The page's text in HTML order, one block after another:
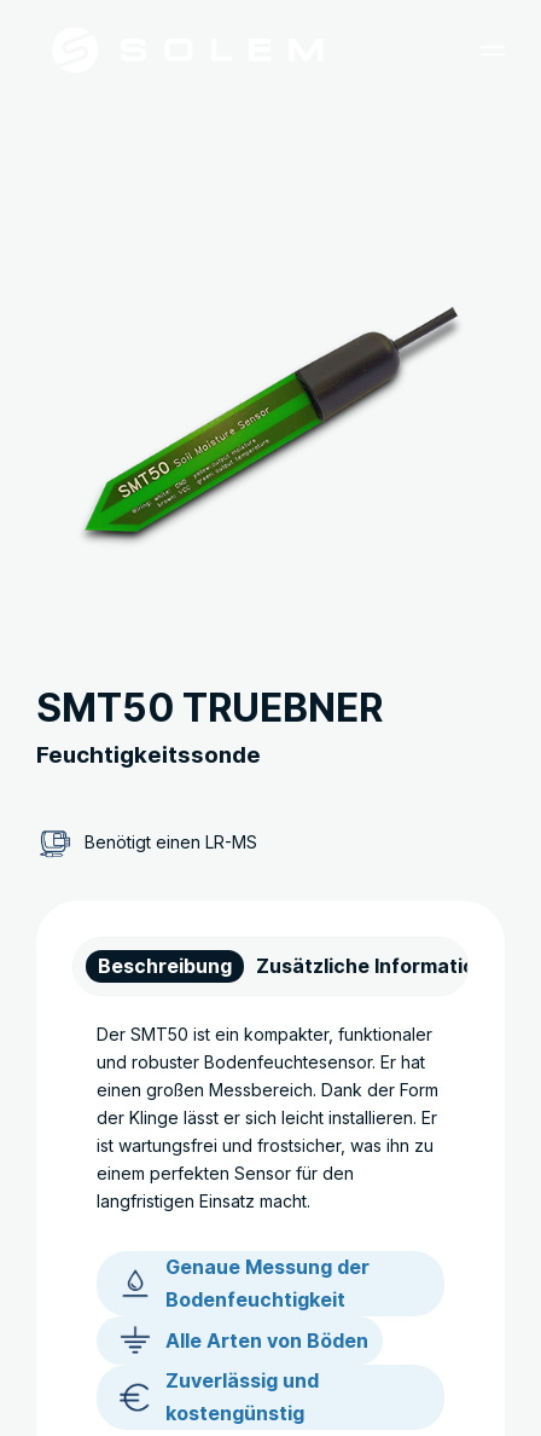
SMT50 TRUEBNER
Feuchtigkeitssonde
Benötigt einen LR-MS
Beschreibung Zusätzliche Informationen
Der SMT50 ist ein kompakter, funktionaler
und robuster Bodenfeuchtesensor. Er hat
einen großen Messbereich. Dank der Form
der Klinge lässt er sich leicht installieren. Er
ist wartungsfrei und frostsicher, was ihn zu
einem perfekten Sensor für den
langfristigen Einsatz macht.
Genaue Messung der
Bodenfeuchtigkeit
Alle Arten von Böden
Zuverlässig und
kostengünstig